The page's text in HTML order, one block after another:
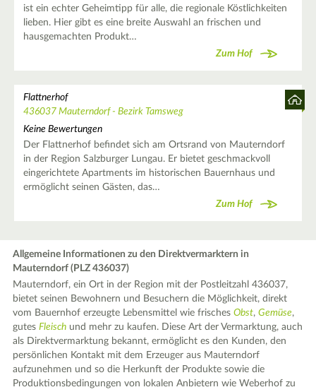
ist ein echter Geheimtipp für alle, die regionale Köstlichkeiten
lieben. Hier gibt es eine breite Auswahl an frischen und
hausgemachten Produkt…
Zum Hof
Flattnerhof
436037 Mauterndorf - Bezirk Tamsweg
Keine Bewertungen
Der Flattnerhof befindet sich am Ortsrand von Mauterndorf
in der Region Salzburger Lungau. Er bietet geschmackvoll
eingerichtete Apartments im historischen Bauernhaus und
ermöglicht seinen Gästen, das…
Zum Hof
Allgemeine Informationen zu den Direktvermarktern in
Mauterndorf (PLZ 436037)
Mauterndorf, ein Ort in der Region mit der Postleitzahl 436037,
bietet seinen Bewohnern und Besuchern die Möglichkeit, direkt
vom Bauernhof erzeugte Lebensmittel wie frischesObst,Gemüse,
gutesFleisch und mehr zu kaufen. Diese Art der Vermarktung, auch
als Direktvermarktung bekannt, ermöglicht es den Kunden, den
persönlichen Kontakt mit dem Erzeuger aus Mauterndorf
aufzunehmen und so die Herkunft der Produkte sowie die
Produktionsbedingungen von lokalen Anbietern wie Weberhof zu